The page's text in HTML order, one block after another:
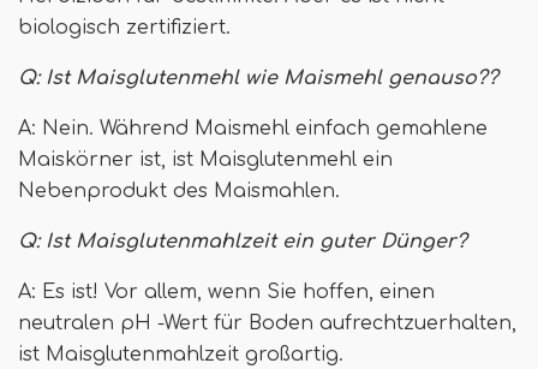
biologisch zertifiziert.
Q: Ist Maisglutenmehl wie Maismehl genauso??
A: Nein. Während Maismehl einfach gemahlene
Maiskörner ist, ist Maisglutenmehl ein
Nebenprodukt des Maismahlen.
Q: Ist Maisglutenmahlzeit ein guter Dünger?
A: Es ist! Vor allem, wenn Sie hoffen, einen
neutralen pH -Wert für Boden aufrechtzuerhalten,
ist Maisglutenmahlzeit großartig.